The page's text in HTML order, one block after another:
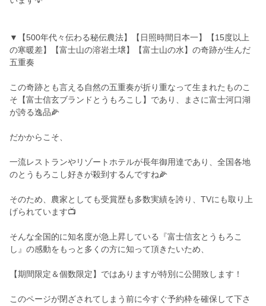
▼【500年代々伝わる秘伝農法】【日照時間日本一】【15度以上
の寒暖差】【富士山の溶岩土壌】【富士山の水】の奇跡が生んだ
五重奏
この奇跡とも言える自然の五重奏が折り重なって生まれたものこ
そ【富士信玄ブランドとうもろこし】であり、まさに富士河口湖
が誇る逸品🌽
だかからこそ、
一流レストランやリゾートホテルが長年御用達であり、全国各地
のとうもろこし好きが殺到するんですね🌽
そのため、農家としても受賞歴も多数実績を誇り、TVにも取り上
げられています📺
そんな全国的に知名度が急上昇している『富士信玄とうもろこ
し』の感動をもっと多くの方に知って頂きたいため、
【期間限定＆個数限定】ではありますが特別に公開致します！
このページが閉ざされてしまう前に今すぐ予約枠を確保して下さ